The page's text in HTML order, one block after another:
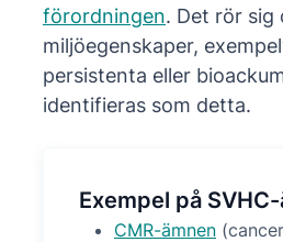
förordningen. Det rör sig
miljöegenskaper,
persistenta eller
identifieras som detta.
Exempel på
CMR-ämnen